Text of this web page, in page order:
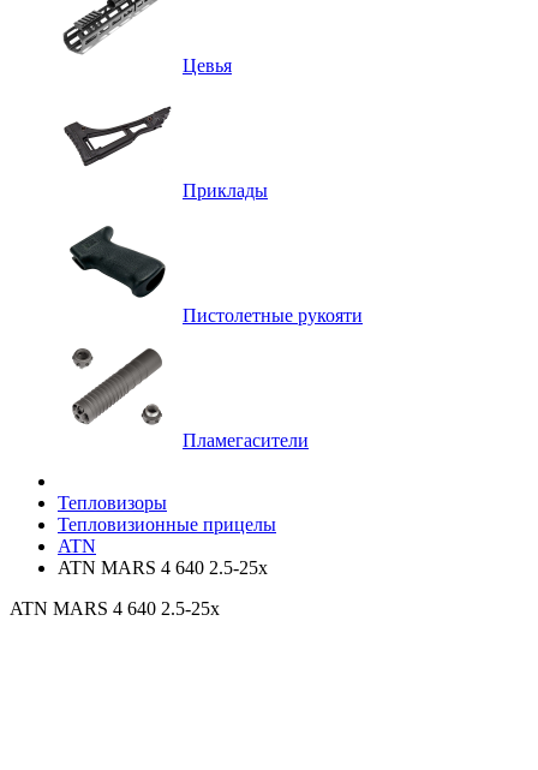
Цевья
Приклады
Пистолетные рукояти
Пламегасители
Тепловизоры
Тепловизионные прицелы
ATN
ATN MARS 4 640 2.5-25x
ATN MARS 4 640 2.5-25x